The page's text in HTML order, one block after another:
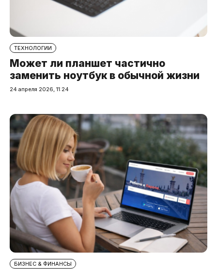
ТЕХНОЛОГИИ
Может ли планшет частично
заменить ноутбук в обычной жизни
24 апреля 2026, 11:24
БИЗНЕС & ФИНАНСЫ